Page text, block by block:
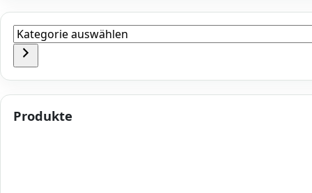
Kategorie
auswählen
Produkte